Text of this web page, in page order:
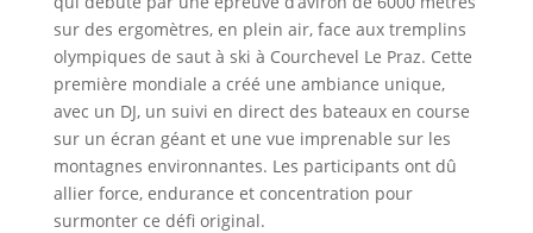
sur des ergomètres, en plein air, face aux tremplins
olympiques de saut à ski à Courchevel Le Praz. Cette
première mondiale a créé une ambiance unique,
avec un DJ, un suivi en direct des bateaux en course
sur un écran géant et une vue imprenable sur les
montagnes environnantes. Les participants ont dû
allier force, endurance et concentration pour
surmonter ce défi original.